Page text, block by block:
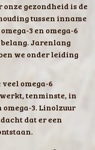
onze gezondheid is de
tussen inname
3 en omega-6
Jarenlang
we onder leiding
omega-6
tenminste, in
3. Linolzuur
dat er een